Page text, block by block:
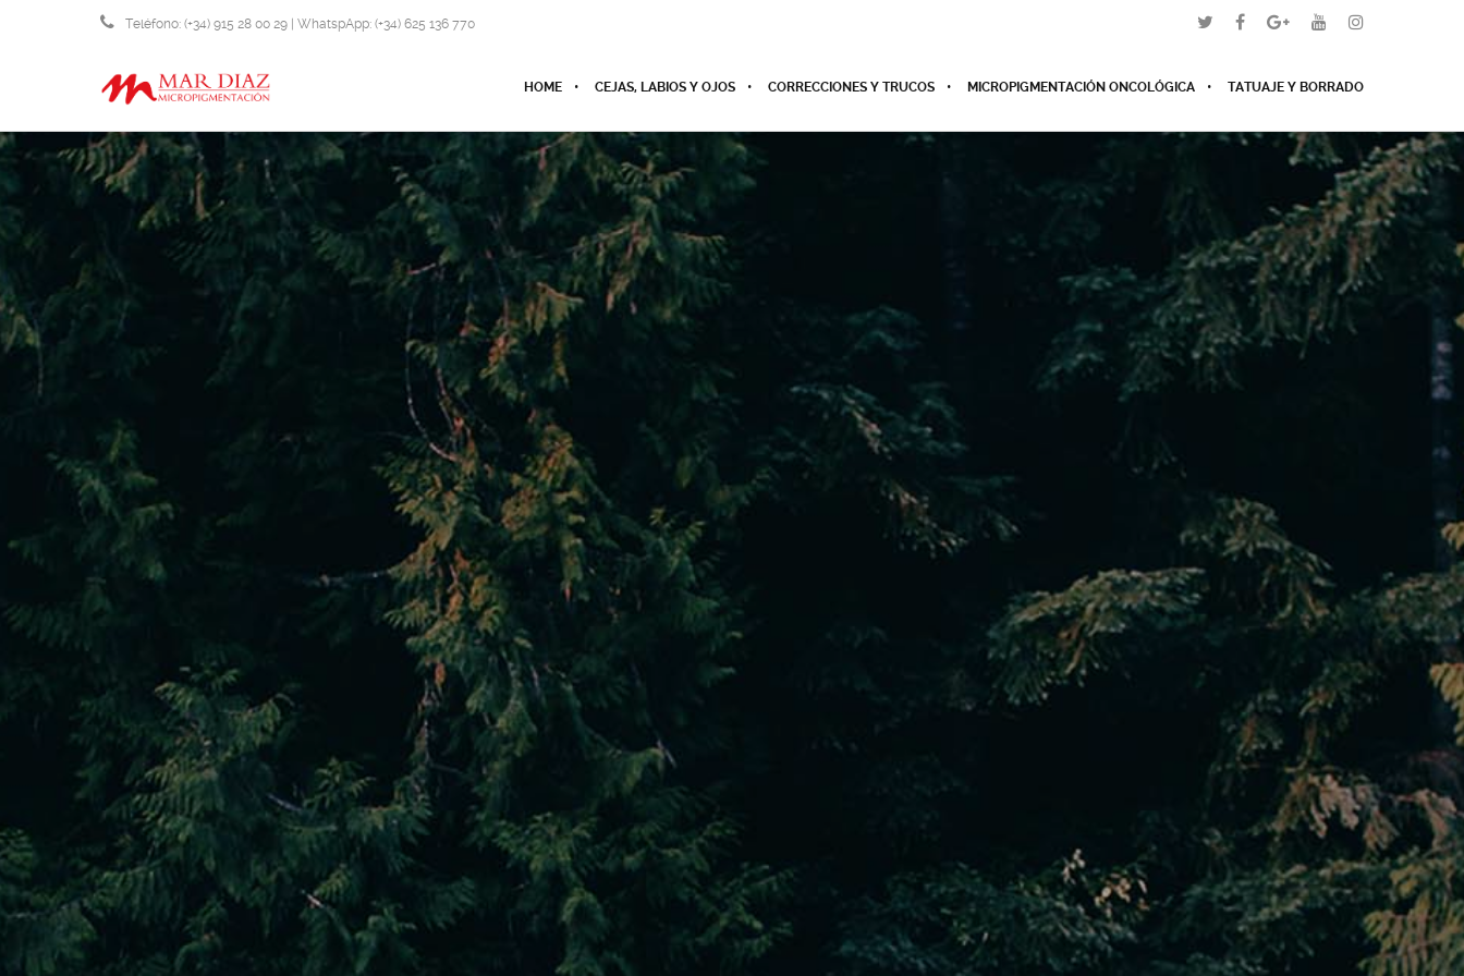
Teléfono: (+34) 915 28 00 29 | WhatspApp: (+34) 625 136 770
HOME
CEJAS, LABIOS Y OJOS CORRECCIONES Y TRUCOS MICROPIGMENTACIÓN ONCOLÓGICA TATUAJE Y BORRADO